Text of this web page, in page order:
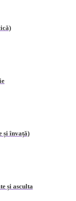
și învață)
și asculta